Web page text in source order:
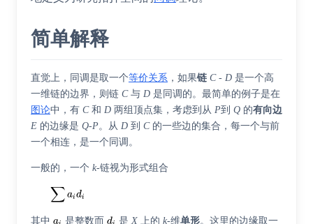
简单解释
直觉上，同调是取一个等价关系 ，如果链 C- D 是一个高
一维链的边界，则链 C与 D 是同调的。最简单的例子是在
图论中，有 C和 D 两组顶点集，考虑到从 P到 Q 的有向边
E 的边缘是 Q-P。从 D 到 C的一些边的集合，每一个与前
一个相连，是一个同调。
一般的，一个 k-链视为形式组合
其中 是整数而 是 X上的 k-维单形。这里的边缘取一